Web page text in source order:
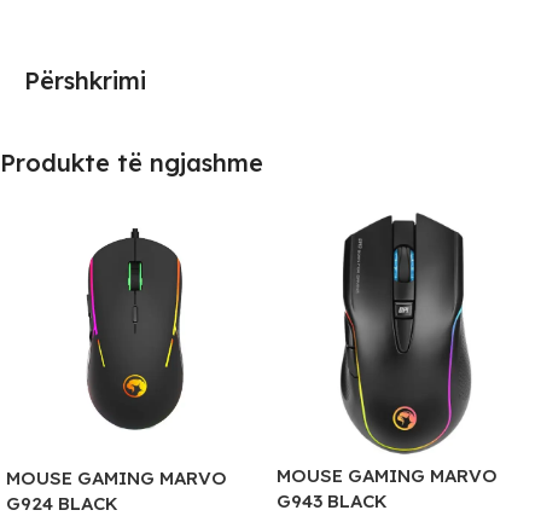
Përshkrimi
Produkte të ngjashme
MOUSE GAMING MARVO
G924 BLACK
MOUSE GAMING MARVO
G943 BLACK